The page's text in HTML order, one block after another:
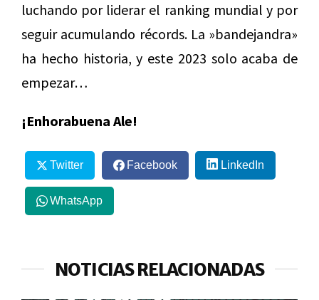
luchando por liderar el ranking mundial y por
seguir acumulando récords. La »bandejandra»
ha hecho historia, y este 2023 solo acaba de
empezar…
¡Enhorabuena Ale!
Twitter Facebook LinkedIn
WhatsApp
NOTICIAS RELACIONADAS